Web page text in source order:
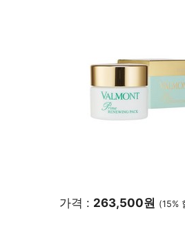
가격 : 263,500원 (15%